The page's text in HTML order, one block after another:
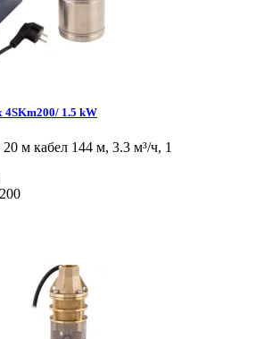
1.5 kW
м кабел 144 м, 3.3 м³/ч, 1